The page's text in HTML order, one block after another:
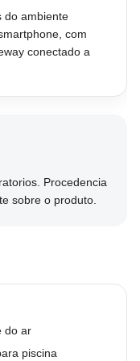
do ambiente
com
conectado a
Procedencia
sobre o produto.
do ar
piscina